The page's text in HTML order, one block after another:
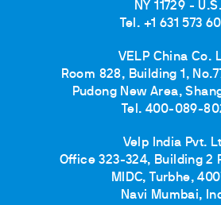
NY 11729 - U.S.
Tel. +1 631 573
VELP China Co.
Room 828, Building 1,
Pudong New Area,
Tel. 400-089-
Velp India Pvt.
Office 323-324, Building 2
MIDC, Turbhe,
Navi Mumbai,